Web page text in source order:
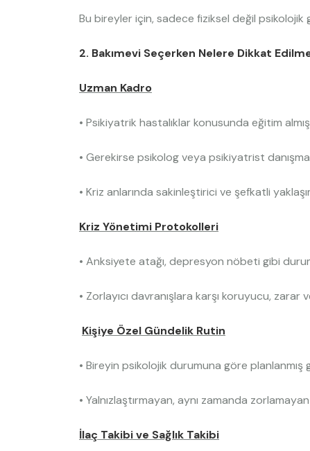
Bu bireyler için, sadece fiziksel değil
2. Bakımevi Seçerken Nelere Dikkat
Uzman Kadro
• Psikiyatrik hastalıklar konusunda eğitim
• Gerekirse psikolog veya psikiyatrist
• Kriz anlarında sakinleştirici ve şefkatli
Kriz Yönetimi Protokolleri
• Anksiyete atağı, depresyon nöbeti gibi
• Zorlayıcı davranışlara karşı koruyucu, zarar
Kişiye Özel Gündelik Rutin
• Bireyin psikolojik durumuna göre planlanmış
• Yalnızlaştırmayan, aynı zamanda
İlaç Takibi ve Sağlık Takibi